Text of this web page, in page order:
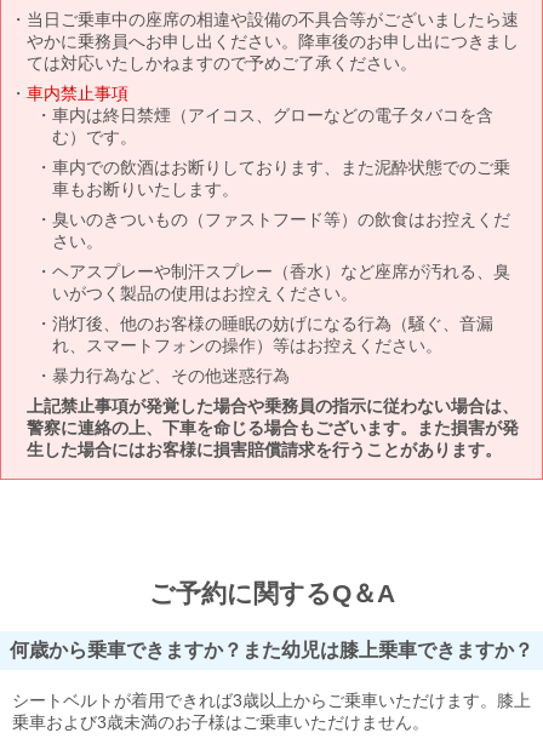
当日ご乗車中の座席の相違や設備の不具合等がございましたら速
やかに乗務員へお申し出ください。降車後のお申し出につきまし
ては対応いたしかねますので予めご了承ください。
車内禁止事項
車内は終日禁煙（アイコス、グローなどの電子タバコを含
む）です。
車内での飲酒はお断りしております、また泥酔状態でのご乗
車もお断りいたします。
臭いのきついもの（ファストフード等）の飲食はお控えくだ
さい。
ヘアスプレーや制汗スプレー（香水）など座席が汚れる、臭
いがつく製品の使用はお控えください。
消灯後、他のお客様の睡眠の妨げになる行為（騒ぐ、音漏
れ、スマートフォンの操作）等はお控えください。
暴力行為など、その他迷惑行為
上記禁止事項が発覚した場合や乗務員の指示に従わない場合は、
警察に連絡の上、下車を命じる場合もございます。また損害が発
生した場合にはお客様に損害賠償請求を行うことがあります。
ご予約に関するQ＆A
何歳から乗車できますか？また幼児は膝上乗車できますか？
シートベルトが着用できれば3歳以上からご乗車いただけます。膝上
乗車および3歳未満のお子様はご乗車いただけません。